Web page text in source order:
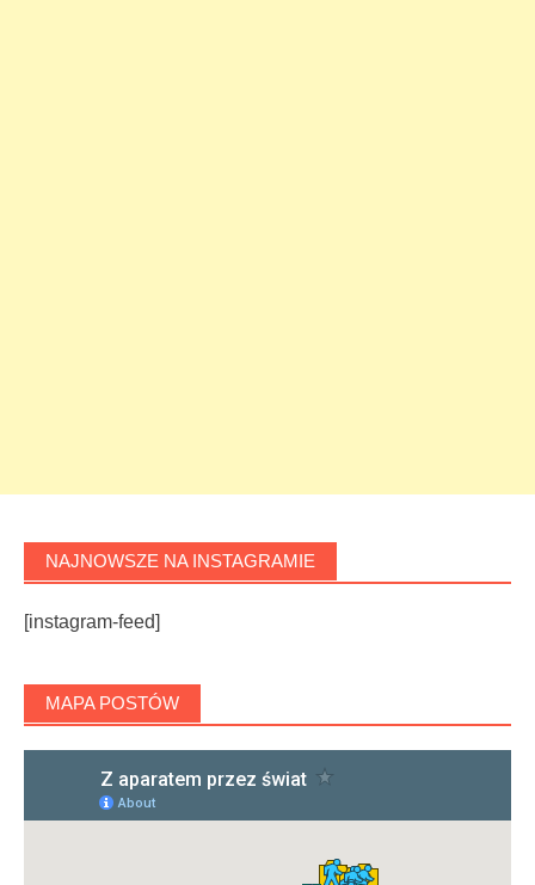
NAJNOWSZE NA INSTAGRAMIE
[instagram-feed]
MAPA POSTÓW